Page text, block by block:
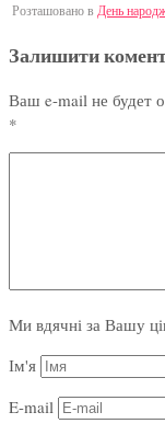
Розташовано в День
Залишити
Ваш e-mail не будет
*
Ми вдячні за Вашу
Ім'я
E-mail